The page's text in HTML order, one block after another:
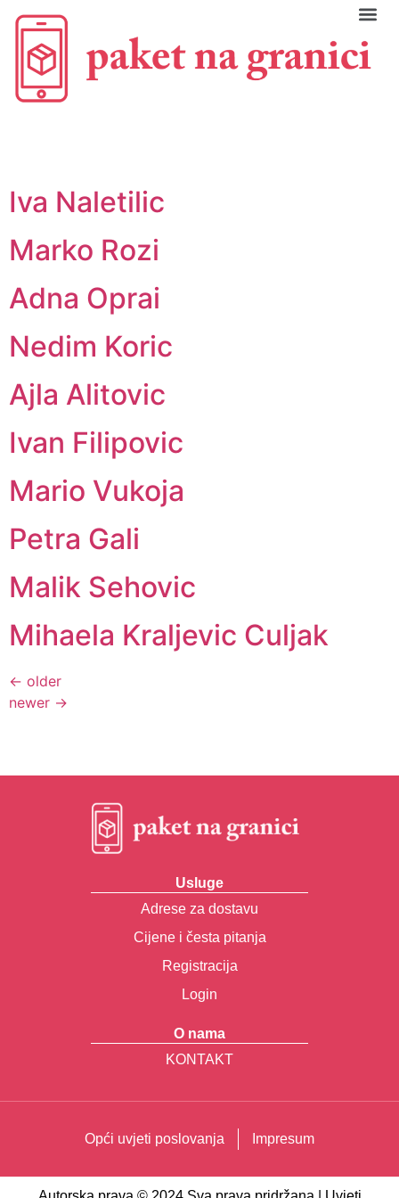
Iva Naletilic
Marko Rozi
Adna Oprai
Nedim Koric
Ajla Alitovic
Ivan Filipovic
Mario Vukoja
Petra Gali
Malik Sehovic
Mihaela Kraljevic Culjak
← older
newer →
Usluge
Adrese za dostavu
Cijene i česta pitanja
Registracija
Login
O nama
KONTAKT
Opći uvjeti poslovanja Impresum